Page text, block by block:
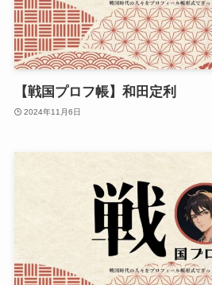
【戦国プロフ帳】和田定利
2024年11月6日